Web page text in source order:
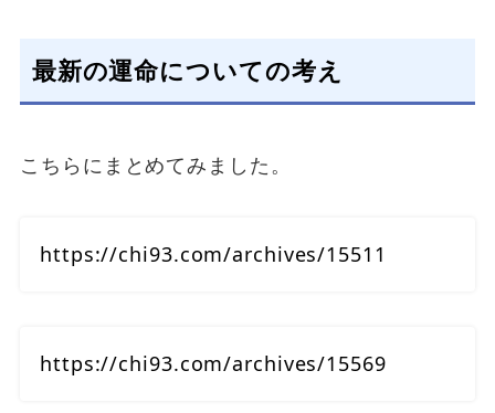
最新の運命についての考え
こちらにまとめてみました。
https://chi93.com/archives/15511
https://chi93.com/archives/15569